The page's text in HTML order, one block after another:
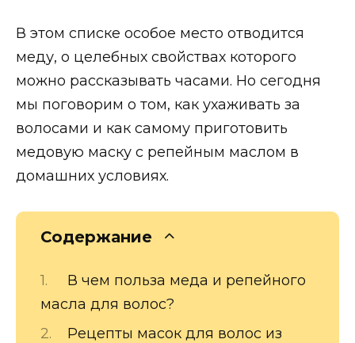
В этом списке особое место отводится
меду, о целебных свойствах которого
можно рассказывать часами. Но сегодня
мы поговорим о том, как ухаживать за
волосами и как самому приготовить
медовую маску с репейным маслом в
домашних условиях.
Содержание
В чем польза меда и репейного
масла для волос?
Рецепты масок для волос из